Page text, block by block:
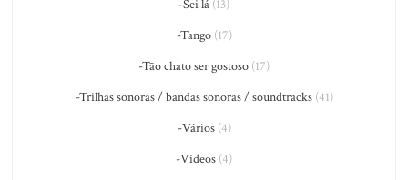
-Sei lá (13)
-Tango(17)
-Tão chato ser gostoso (17)
-Trilhas sonoras / bandas sonoras / soundtracks(41)
-Vários(4)
-Vídeos (4)